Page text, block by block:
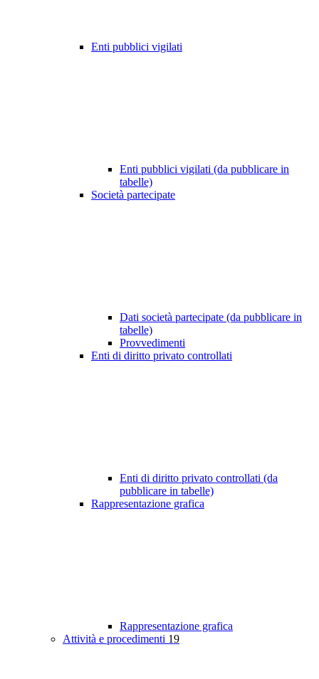
Enti pubblici vigilati
Enti pubblici vigilati (da pubblicare in
tabelle)
Società partecipate
Dati società partecipate (da pubblicare in
tabelle)
Provvedimenti
Enti di diritto privato controllati
Enti di diritto privato controllati (da
pubblicare in tabelle)
Rappresentazione grafica
Rappresentazione grafica
Attività e procedimenti 19